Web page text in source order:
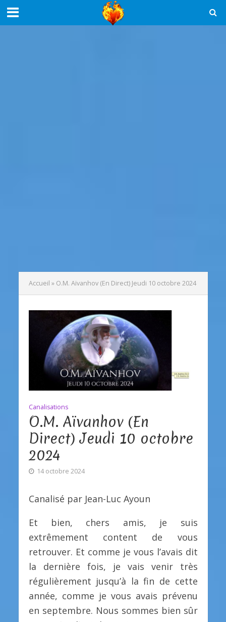
Accueil » O.M. Aïvanhov (En Direct) Jeudi 10 octobre 2024
Canalisations
O.M. Aïvanhov (En
Direct) Jeudi 10 octobre
2024
14 octobre 2024
Canalisé par Jean-Luc Ayoun
Et bien, chers amis, je suis
extrêmement content de vous
retrouver. Et comme je vous l’avais dit
la dernière fois, je vais venir très
régulièrement jusqu’à la fin de cette
année, comme je vous avais prévenu
en septembre. Nous sommes bien sûr